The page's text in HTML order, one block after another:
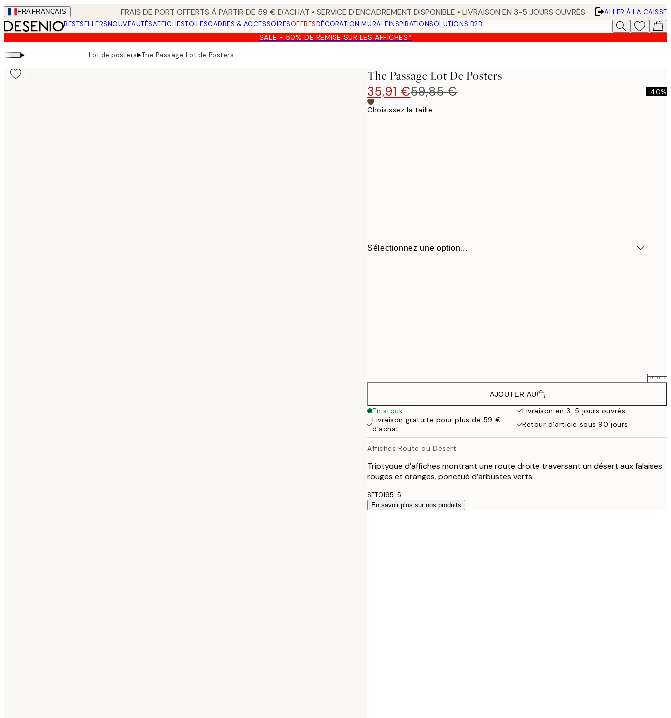
Skip
to
main
content.
FRA FRANÇAIS FRAIS DE PORT OFFERTS À PARTIR DE 59 € D'ACHAT • SERVICE D'ENCADREMENT DISPONIBLE • LIVRAISON EN 3-5 JOURS OUVRÉS
ALLER À LA CAISSE
BESTSELLERSNOUVEAUTÉSAFFICHESTOILESCADRES & ACCESSOIRESOFFRESDÉCORATION MURALEINSPIRATIONSOLUTIONS B2B
SALE - 50% DE REMISE SUR LES AFFICHES*
▸ Lot de posters▸The Passage Lot de Posters
The Passage Lot De Posters
35,91 €59,85 € -40%
Choisissez la taille
Sélectionnez une option...
59,85 €
50x70 cm
AJOUTER AU
En stock
Livraison en 3-5 jours ouvrés
Livraison gratuite pour plus de 59 €
d'achat
Retour d'article sous 90 jours
Affiches Route du Désert
Triptyque d’affiches montrant une route droite traversant un désert aux falaises
rouges et oranges, ponctué d’arbustes verts.
SET0195-5
En savoir plus sur nos produits